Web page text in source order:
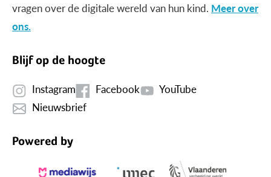
vragen over de digitale wereld van hun kind. Meer over
ons.
Blijf op de hoogte
Instagram Facebook
YouTube
Nieuwsbrief
Powered by